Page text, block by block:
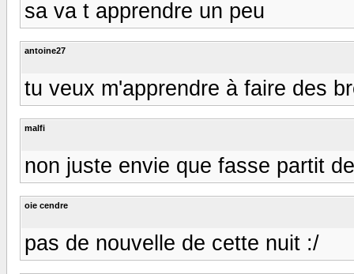
sa va t apprendre un peu
antoine27
tu veux m'apprendre à faire des
malfi
non juste envie que fasse partit
oie cendre
pas de nouvelle de cette nuit :/